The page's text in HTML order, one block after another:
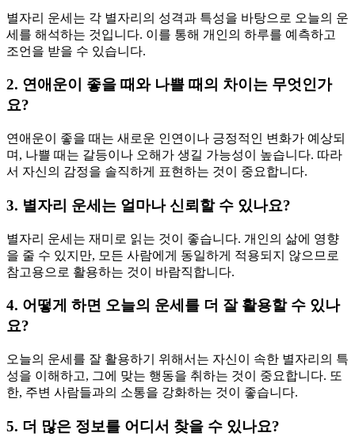
별자리 운세는 각 별자리의 성격과 특성을 바탕으로 오늘의 운
세를 해석하는 것입니다. 이를 통해 개인의 하루를 예측하고
조언을 받을 수 있습니다.
2. 연애운이 좋을 때와 나쁠 때의 차이는 무엇인가
요?
연애운이 좋을 때는 새로운 인연이나 긍정적인 변화가 예상되
며, 나쁠 때는 갈등이나 오해가 생길 가능성이 높습니다. 따라
서 자신의 감정을 솔직하게 표현하는 것이 중요합니다.
3. 별자리 운세는 얼마나 신뢰할 수 있나요?
별자리 운세는 재미로 읽는 것이 좋습니다. 개인의 삶에 영향
을 줄 수 있지만, 모든 사람에게 동일하게 적용되지 않으므로
참고용으로 활용하는 것이 바람직합니다.
4. 어떻게 하면 오늘의 운세를 더 잘 활용할 수 있나
요?
오늘의 운세를 잘 활용하기 위해서는 자신이 속한 별자리의 특
성을 이해하고, 그에 맞는 행동을 취하는 것이 중요합니다. 또
한, 주변 사람들과의 소통을 강화하는 것이 좋습니다.
5. 더 많은 정보를 어디서 찾을 수 있나요?